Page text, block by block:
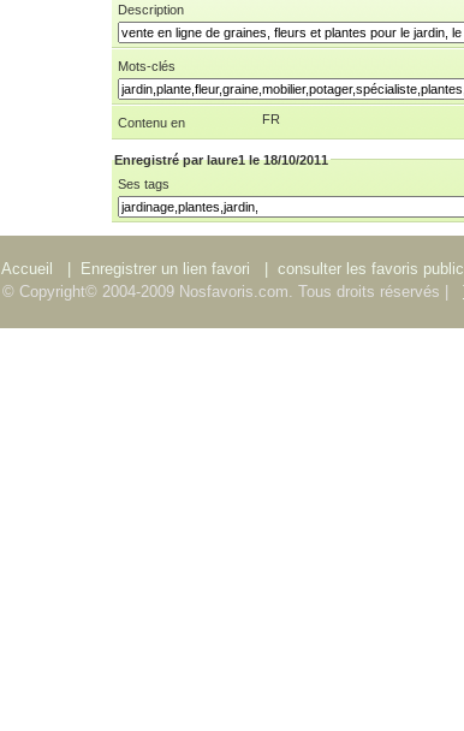
Description
Mots-clés
Contenu en FR
Enregistré par laure1 le 18/10/2011
Ses tags
Accueil | Enregistrer un lien favori | consulter les favoris
© Copyright© 2004-2009 Nosfavoris.com. Tous droits réservés |